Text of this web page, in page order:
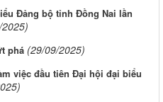
Đảng bộ tỉnh Đồng Nai lần
phá (29/09/2025)
việc đầu tiên Đại hội đại biểu